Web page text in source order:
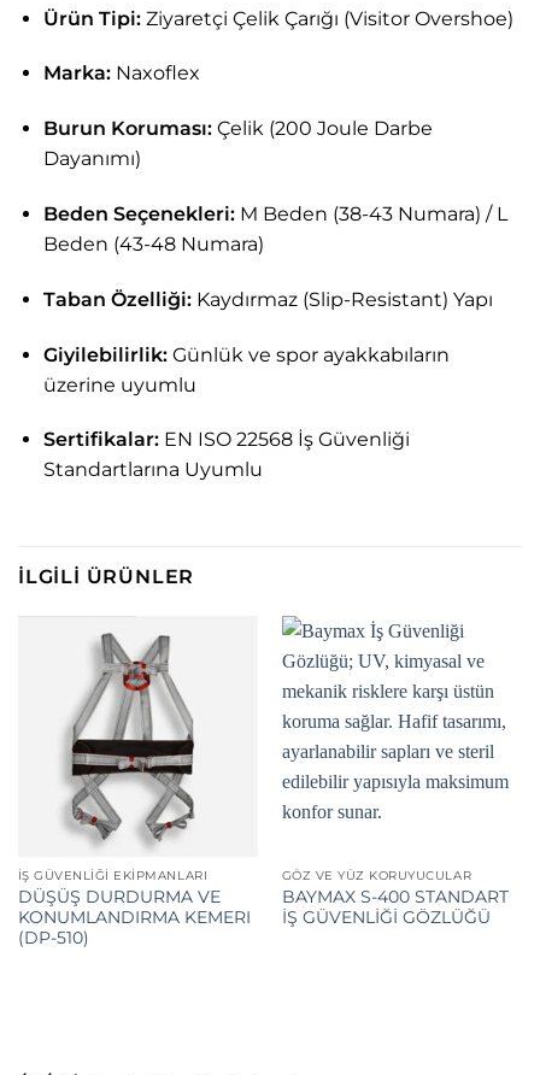
Ürün Tipi:Ziyaretçi Çelik Çarığı (Visitor Overshoe)
Marka:Naxoflex
Burun Koruması:Çelik (200 Joule Darbe
Dayanımı)
Beden Seçenekleri:M Beden (38-43 Numara) / L
Beden (43-48 Numara)
Taban Özelliği:Kaydırmaz (Slip-Resistant) Yapı
Giyilebilirlik:Günlük ve spor ayakkabıların
üzerine uyumlu
Sertifikalar:EN ISO 22568 İş Güvenliği
Standartlarına Uyumlu
İLGILI ÜRÜNLER
İŞ GÜVENLIĞI EKIPMANLARI
DÜŞÜŞ DURDURMA VE
KONUMLANDIRMA KEMERI
(DP-510)
GÖZ VE YÜZ KORUYUCULAR
BAYMAX S-400 STANDART
İŞ GÜVENLİĞİ GÖZLÜĞÜ